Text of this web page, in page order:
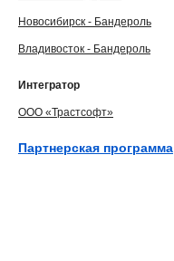
Новосибирск - Бандероль
Владивосток - Бандероль
Интегратор
ООО «Трастсофт»
Партнерская программа